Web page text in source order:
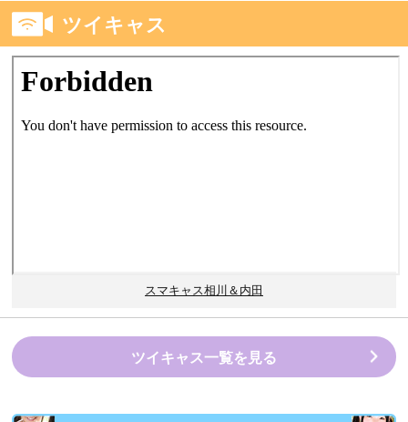
ツイキャス
スマキャス相川＆内田
ツイキャス一覧を見る